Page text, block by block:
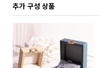
추가 구성 상품